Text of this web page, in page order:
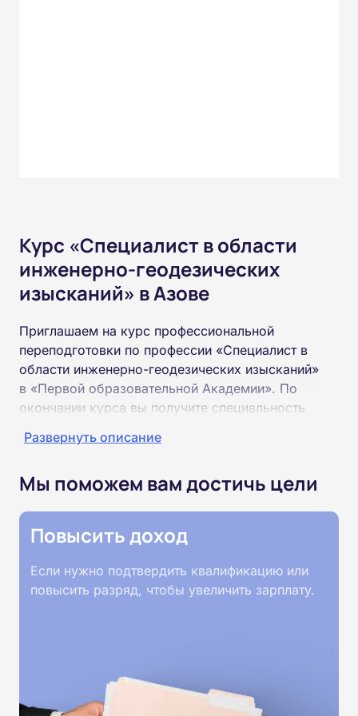
Курс «Специалист в области
инженерно-геодезических
изысканий» в Азове
Приглашаем на курс профессиональной
переподготовки по профессии «Специалист в
области инженерно-геодезических изысканий»
в «Первой образовательной Академии». По
окончании курса вы получите специальность
геодезических изысканий» соответствующего
базе высшего или среднего профессионального
образования (ВУЗ, колледж, техникум).
Обучение проводится дистанционно на
собственной интернет-платформе Академии.
полученной профессии высылаются в ваш
адрес Почтой России. При необходимости
Развернуть описание
Мы поможем вам достичь цели
Повысить доход
Если нужно подтвердить квалификацию или
повысить разряд, чтобы увеличить зарплату.